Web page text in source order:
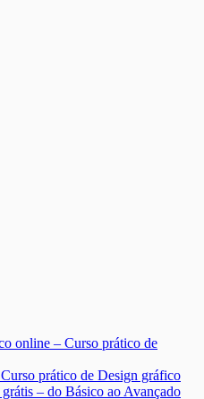
prático de Design gráfico